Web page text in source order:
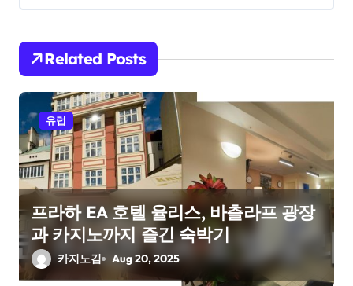
v
i
g
a
t
i
o
n
Related Posts
유럽
프라하 EA 호텔 율리스, 바츨라프 광장
과 카지노까지 즐긴 숙박기
카지노김 Aug 20, 2025